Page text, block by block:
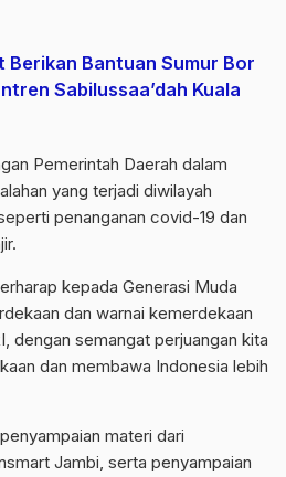
Berikan Bantuan Sumur Bor
Sabilussaa’dah Kuala
Pemerintah Daerah dalam
yang terjadi diwilayah
penanganan covid-19 dan
kepada Generasi Muda
dan warnai kemerdekaan
dengan semangat perjuangan kita
dan membawa Indonesia lebih
materi dari
Jambi, serta penyampaian